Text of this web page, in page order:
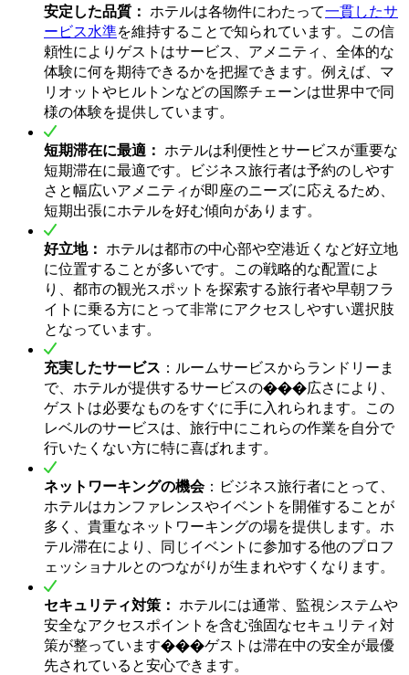
安定した品質： ホテルは各物件にわたって一貫したサ
ービス水準を維持することで知られています。この信
頼性によりゲストはサービス、アメニティ、全体的な
体験に何を期待できるかを把握できます。例えば、マ
リオットやヒルトンなどの国際チェーンは世界中で同
様の体験を提供しています。
短期滞在に最適： ホテルは利便性とサービスが重要な
短期滞在に最適です。ビジネス旅行者は予約のしやす
さと幅広いアメニティが即座のニーズに応えるため、
短期出張にホテルを好む傾向があります。
好立地： ホテルは都市の中心部や空港近くなど好立地
に位置することが多いです。この戦略的な配置によ
り、都市の観光スポットを探索する旅行者や早朝フラ
イトに乗る方にとって非常にアクセスしやすい選択肢
となっています。
充実したサービス ：ルームサービスからランドリーま
で、ホテルが提供するサービスの���広さにより、
ゲストは必要なものをすぐに手に入れられます。この
レベルのサービスは、旅行中にこれらの作業を自分で
行いたくない方に特に喜ばれます。
ネットワーキングの機会：ビジネス旅行者にとって、
ホテルはカンファレンスやイベントを開催することが
多く、貴重なネットワーキングの場を提供します。ホ
テル滞在により、同じイベントに参加する他のプロフ
ェッショナルとのつながりが生まれやすくなります。
セキュリティ対策： ホテルには通常、監視システムや
安全なアクセスポイントを含む強固なセキュリティ対
策が整っています���ゲストは滞在中の安全が最優
先されていると安心できます。